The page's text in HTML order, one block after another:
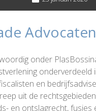
onder
onderverdeeld
en
uit de
en ontslagrecht,